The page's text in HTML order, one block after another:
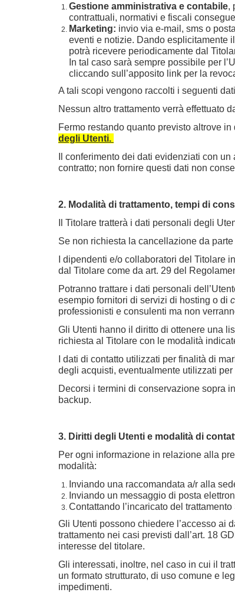
Gestione amministrativa e contabile,
contrattuali, normativi e fiscali
Marketing: invio via e-mail, sms o
eventi e notizie. Dando esplicitamente
potrà ricevere periodicamente dal
In tal caso sarà sempre possibile per
cliccando sull’apposito link per la
A tali scopi vengono raccolti i seguenti
Nessun altro trattamento verrà effettuato
Fermo restando quanto previsto altrove
degli Utenti.
Il conferimento dei dati evidenziati con
contratto; non fornire questi dati non
2. Modalità di trattamento, tempi di
Il Titolare tratterà i dati personali degli
Se non richiesta la cancellazione da
I dipendenti e/o collaboratori del Titolare
dal Titolare come da art. 29 del
Potranno trattare i dati personali
esempio fornitori di servizi di hosting o di
professionisti e consulenti ma non
Gli Utenti hanno il diritto di ottenere una
richiesta al Titolare con le modalità
I dati di contatto utilizzati per finalità di
degli acquisti, eventualmente utilizzati
Decorsi i termini di conservazione sopra
backup.
3. Diritti degli Utenti e modalità di
Per ogni informazione in relazione alla
modalità:
Inviando una raccomandata a/r alla
Inviando un messaggio di posta
Contattando l’incaricato del
Gli Utenti possono chiedere l’accesso ai
trattamento nei casi previsti dall’art. 18
interesse del titolare.
Gli interessati, inoltre, nel caso in cui il
un formato strutturato, di uso comune e
impedimenti.